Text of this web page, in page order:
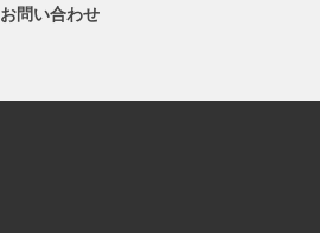
お問い合わせ